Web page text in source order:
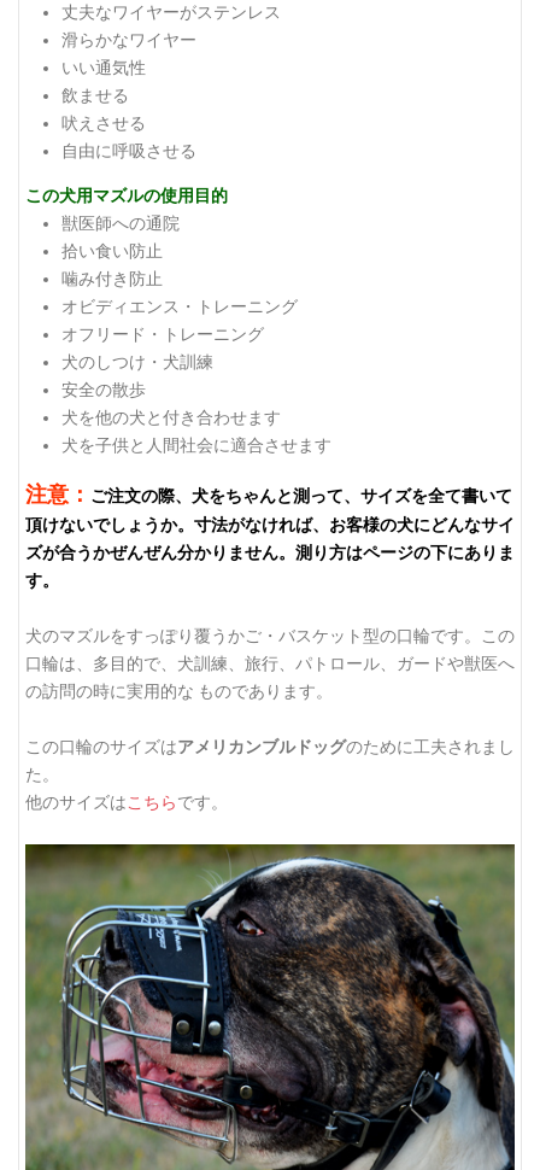
丈夫なワイヤーがステンレス
滑らかなワイヤー
いい通気性
飲ませる
吠えさせる
自由に呼吸させる
この犬用マズルの使用目的
獣医師への通院
拾い食い防止
噛み付き防止
オビディエンス・トレーニング
オフリード・トレーニング
犬のしつけ・犬訓練
安全の散歩
犬を他の犬と付き合わせます
犬を子供と人間社会に適合させます
注意： ご注文の際、犬をちゃんと測って、サイズを全て書いて
頂けないでしょうか。寸法がなければ、お客様の犬にどんなサイ
ズが合うかぜんぜん分かりません。測り方はページの下にありま
す。
犬のマズルをすっぽり覆うかご・バスケット型の口輪です。この
口輪は、多目的で、犬訓練、旅行、パトロール、ガードや獣医へ
の訪問の時に実用的な ものであります。
この口輪のサイズはアメリカンブルドッグのために工夫されまし
た。
他のサイズはこちらです。